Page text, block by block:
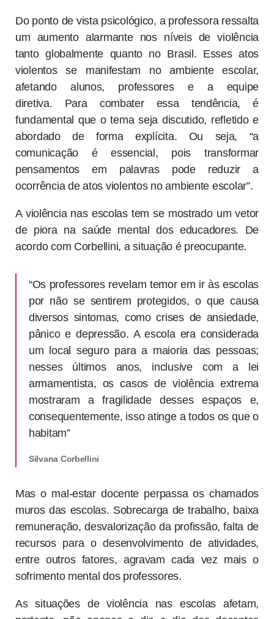
Do ponto de vista psicológico, a professora ressalta
um aumento alarmante nos níveis de violência
tanto globalmente quanto no Brasil. Esses atos
violentos se manifestam no ambiente escolar,
afetando alunos, professores e a equipe
diretiva. Para combater essa tendência, é
fundamental que o tema seja discutido, refletido e
abordado de forma explícita. Ou seja, “a
comunicação é essencial, pois transformar
pensamentos em palavras pode reduzir a
ocorrência de atos violentos no ambiente escolar”.
A violência nas escolas tem se mostrado um vetor
de piora na saúde mental dos educadores. De
acordo com Corbellini, a situação é preocupante.
“Os professores revelam temor em ir às escolas
por não se sentirem protegidos, o que causa
diversos sintomas, como crises de ansiedade,
pânico e depressão. A escola era considerada
um local seguro para a maioria das pessoas;
nesses últimos anos, inclusive com a lei
armamentista, os casos de violência extrema
mostraram a fragilidade desses espaços e,
consequentemente, isso atinge a todos os que o
habitam”
Silvana Corbellini
Mas o mal-estar docente perpassa os chamados
muros das escolas. Sobrecarga de trabalho, baixa
remuneração, desvalorização da profissão, falta de
recursos para o desenvolvimento de atividades,
entre outros fatores, agravam cada vez mais o
sofrimento mental dos professores.
As situações de violência nas escolas afetam,